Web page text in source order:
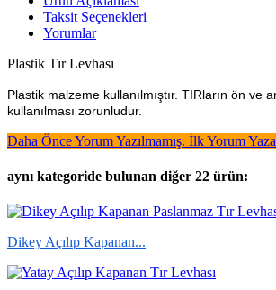
Taksit Seçenekleri
Yorumlar
Plastik Tır Levhası
Plastik malzeme kullanılmıştır. TIRların ön ve
kullanılması zorunludur.
Daha Önce Yorum Yazılmamış. İlk Yorum
aynı kategoride bulunan diğer 22 ürün:
Dikey Açılıp Kapanan...